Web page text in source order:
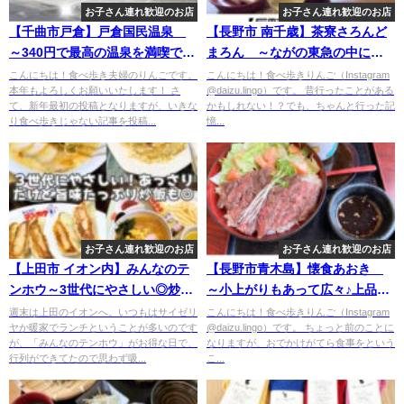
お子さん連れ歓迎のお店
【千曲市戸倉】戸倉国民温泉
～340円で最高の温泉を満喫でき
るレトロな温泉～
こんにちは！食べ歩き夫婦のりんごです。
本年もよろしくお願いいたします！ さ
て、新年最初の投稿となりますが、いきな
り食べ歩きじゃない記事を投稿...
お子さん連れ歓迎のお店
【長野市 南千歳】茶寮さろんど
まろん ～ながの東急の中にあ
る上品なオアシス♪軽食もあり～
こんにちは！食べ歩きりんご（Instagram
@daizu.lingo）です。 昔行ったことがある
かもしれない！？でも、ちゃんと行った記
憶...
お子さん連れ歓迎のお店
【上田市 イオン内】みんなのテ
ンホウ～3世代にやさしい◎炒飯
がとくにおすすめ～
週末は上田のイオンへ。いつもはサイゼリ
ヤか暖家でランチということが多いのです
が、「みんなのテンホウ」がお得な日で、
行列ができてたので思わず吸...
お子さん連れ歓迎のお店
【長野市青木島】懐食あおき
～小上がりもあって広々♪上品だ
けど気軽に楽しめる和食～
こんにちは！食べ歩きりんご（Instagram
@daizu.lingo）です。 ちょっと前のことに
なりますが、おでかけがてら食事をという
こ...